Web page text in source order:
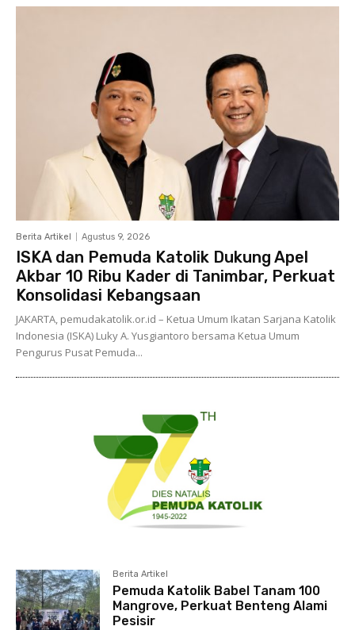
Berita Artikel Agustus 9, 2026
ISKA dan Pemuda Katolik Dukung Apel
Akbar 10 Ribu Kader di Tanimbar, Perkuat
Konsolidasi Kebangsaan
JAKARTA, pemudakatolik.or.id – Ketua Umum Ikatan Sarjana Katolik
Indonesia (ISKA) Luky A. Yusgiantoro bersama Ketua Umum
Pengurus Pusat Pemuda...
Berita Artikel
Pemuda Katolik Babel Tanam 100
Mangrove, Perkuat Benteng Alami
Pesisir